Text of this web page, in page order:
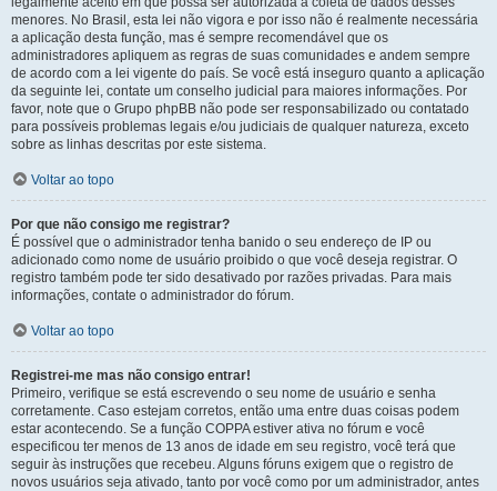
menores. No Brasil, esta lei não vigora e por isso não é realmente necessária
a aplicação desta função, mas é sempre recomendável que os
administradores apliquem as regras de suas comunidades e andem sempre
de acordo com a lei vigente do país. Se você está inseguro quanto a aplicação
da seguinte lei, contate um conselho judicial para maiores informações. Por
favor, note que o Grupo phpBB não pode ser responsabilizado ou contatado
para possíveis problemas legais e/ou judiciais de qualquer natureza, exceto
sobre as linhas descritas por este sistema.
Voltar ao topo
Por que não consigo me registrar?
É possível que o administrador tenha banido o seu endereço de IP ou
adicionado como nome de usuário proibido o que você deseja registrar. O
registro também pode ter sido desativado por razões privadas. Para mais
informações, contate o administrador do fórum.
Voltar ao topo
Registrei-me mas não consigo entrar!
Primeiro, verifique se está escrevendo o seu nome de usuário e senha
corretamente. Caso estejam corretos, então uma entre duas coisas podem
estar acontecendo. Se a função COPPA estiver ativa no fórum e você
especificou ter menos de 13 anos de idade em seu registro, você terá que
seguir às instruções que recebeu. Alguns fóruns exigem que o registro de
novos usuários seja ativado, tanto por você como por um administrador, antes